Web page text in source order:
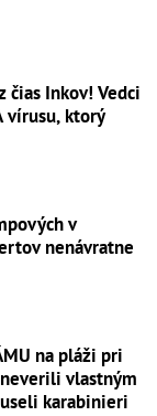
čias Inkov! Vedci
vírusu, ktorý
v
nenávratne
na pláži pri
vlastným
karabinieri